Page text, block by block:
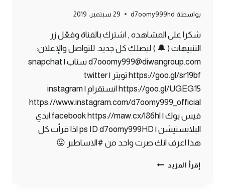
بواسطة d7oomy999hd 29 سبتمبر، 2019
شكرا على المشاهده , اشترك بالقناة وفعّل زر
التنبيهات ( 🔔 ) ليصلك كل جديد. للتواصل والإعلان:
d7ooomy999@diwangroup.com سناب | snapchat
https://goo.gl/sr19bf تويتر | twitter
https://goo.gl/UGEG15 انستقرام | instagram
https://www.instagram.com/d7oomy999_official
فيس بوك | facebook https://maw.cx/l86hl ايدي
البلايستيشن | ps ID d7oomy999HD اذا قرأت كل
هذا اعرف انك صرت واحد من #الاساطير 😛
إقرأ المزيد ماين